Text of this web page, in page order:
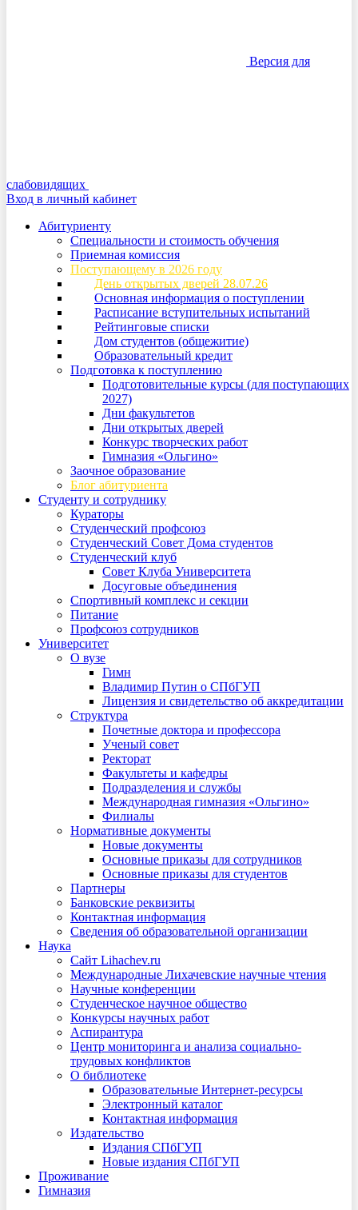
Версия для
слабовидящих
Вход в личный кабинет
Абитуриенту
Специальности и стоимость обучения
Приемная комиссия
Поступающему в 2026 году
День открытых дверей 28.07.26
Основная информация о поступлении
Расписание вступительных испытаний
Рейтинговые списки
Дом студентов (общежитие)
Образовательный кредит
Подготовка к поступлению
Подготовительные курсы (для поступающих
2027)
Дни факультетов
Дни открытых дверей
Конкурс творческих работ
Гимназия «Ольгино»
Заочное образование
Блог абитуриента
Студенту и сотруднику
Кураторы
Студенческий профсоюз
Студенческий Совет Дома студентов
Студенческий клуб
Совет Клуба Университета
Досуговые объединения
Спортивный комплекс и секции
Питание
Профсоюз сотрудников
Университет
О вузе
Гимн
Владимир Путин о СПбГУП
Лицензия и свидетельство об аккредитации
Структура
Почетные доктора и профессора
Ученый совет
Ректорат
Факультеты и кафедры
Подразделения и службы
Международная гимназия «Ольгино»
Филиалы
Нормативные документы
Новые документы
Основные приказы для сотрудников
Основные приказы для студентов
Партнеры
Банковские реквизиты
Контактная информация
Сведения об образовательной организации
Наука
Сайт Lihachev.ru
Международные Лихачевские научные чтения
Научные конференции
Студенческое научное общество
Конкурсы научных работ
Аспирантура
Центр мониторинга и анализа социально-
трудовых конфликтов
О библиотеке
Образовательные Интернет-ресурсы
Электронный каталог
Контактная информация
Издательство
Издания СПбГУП
Новые издания СПбГУП
Проживание
Гимназия